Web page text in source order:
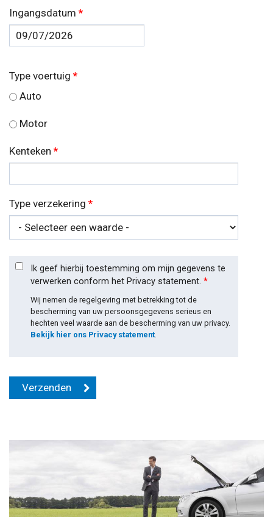
Ingangsdatum *
Datum
Type voertuig *
Auto
Motor
Kenteken *
Type verzekering *
Ik geef hierbij toestemming om mijn gegevens te
verwerken conform het Privacy statement. *
Wij nemen de regelgeving met betrekking tot de
bescherming van uw persoonsgegevens serieus en
hechten veel waarde aan de bescherming van uw privacy.
Bekijk hier ons Privacy statement.